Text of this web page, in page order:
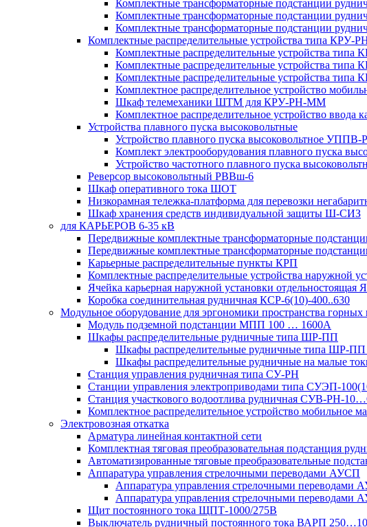
Комплектные трансформаторные подстанции
Комплектные трансформаторные подстанции
Комплектные трансформаторные подстанции
Комплектные распределительные устройства типа КРУ-
Комплектные распределительные устройства
Комплектные распределительные устройства
Комплектные распределительные устройства
Комплектное распределительное устройство
Шкаф телемеханики ШТМ для КРУ-РН-ММ
Комплектное распределительное устройство
Устройства плавного пуска высоковольтные
Устройство плавного пуска высоковольтное
Комплект электрооборудования плавного пуска
Устройство частотного плавного пуска
Реверсор высоковольтный РВВш-6
Шкаф оперативного тока ШОТ
Низкорамная тележка-платформа для перевозки
Шкаф хранения средств индивидуальной защиты Ш-СИЗ
для КАРЬЕРОВ 6-35 кВ
Передвижные комплектные трансформаторные
Передвижные комплектные трансформаторные
Карьерные распределительные пункты КРП
Комплектные распределительные устройства наружной
Ячейка карьерная наружной установки
Коробка соединительная рудничная КСР-6(10)-400..630
Модульное оборудование для эргономики пространства горных
Модуль подземной подстанции МПП 100 … 1600А
Шкафы распределительные рудничные типа ШР-ПП
Шкафы распределительные рудничные типа ШР-
Шкафы распределительные рудничные на малые
Станция управления рудничная типа СУ-РН
Станции управления электроприводами типа СУЭП-
Станция участкового водоотлива рудничная СУВ-РН-
Комплектное распределительное устройство
Электровозная откатка
Арматура линейная контактной сети
Комплектная тяговая преобразовательная подстанция
Автоматизированные тяговые преобразовательные
Аппаратура управления стрелочными переводами АУСП
Аппаратура управления стрелочными переводами
Аппаратура управления стрелочными переводами
Щит постоянного тока ЩПТ-1000/275В
Выключатель рудничный постоянного тока ВАРП